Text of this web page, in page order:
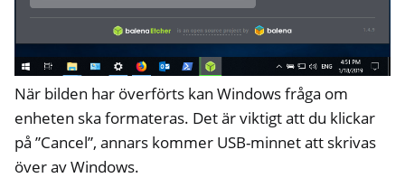
När bilden har överförts kan Windows fråga om
enheten ska formateras. Det är viktigt att du klickar
på ”Cancel”, annars kommer USB-minnet att skrivas
över av Windows.